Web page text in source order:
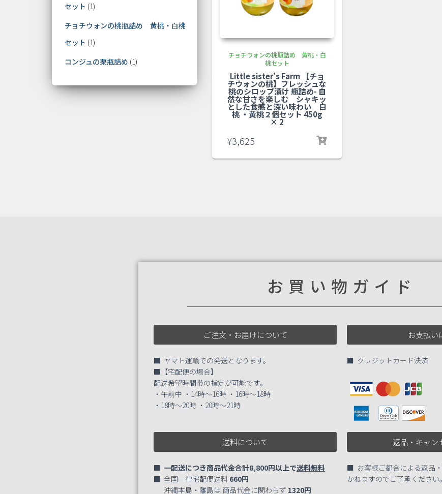
セット 1
チョチウォンの桃瓶詰め 黄桃・白桃
セット 1
コンジュの栗瓶詰め 1
チョチウォンの桃瓶詰め 黄桃・白
桃セット
Little sister’s Farm 【チョ
チウォンの桃】フレッシュな
桃のシロップ漬け 瓶詰め- 自
然な甘さを楽しむ シャキッ
とした食感と深い味わい 白
桃 ・黄桃２個セット 450g
× 2
¥3,625
お買い物ガイド
ご注文・お届けについて
■ ヤマト運輸での発送となります。
■【宅配便の場合】
配送希望時間帯の指定が可能です。
・午前中 ・14時～16時 ・16時～18時
・18時～20時 ・20時～21時
お支払い
■ クレジットカード決済
送料について
■ 一配送につき商品代金合計8,800円以上で送料無料
■ 全国一律宅配便送料 660円
沖縄本島・離島は 商品代金に関わらず 1320円
返品・キャン
■ お客様ご都合による返品
かねますのでご了承ください。